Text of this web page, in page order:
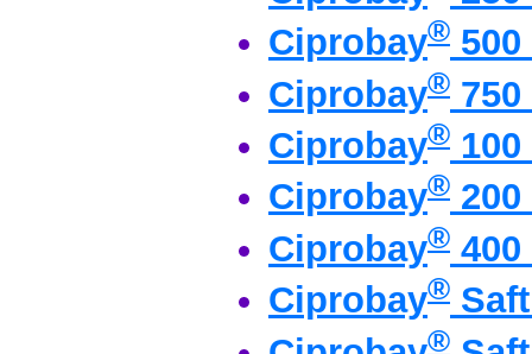
Ciprobay®
Ciprobay®
Ciprobay®
Ciprobay®
Ciprobay®
Ciprobay®
®